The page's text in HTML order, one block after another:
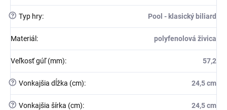
? Typ hry: Pool - klasický biliard
Materiál : polyfenolová živica
Veľkosť gúľ (mm): 57,2
? Vonkajšia dĺžka (cm): 24,5 cm
? Vonkajšia šírka (cm): 24,5 cm